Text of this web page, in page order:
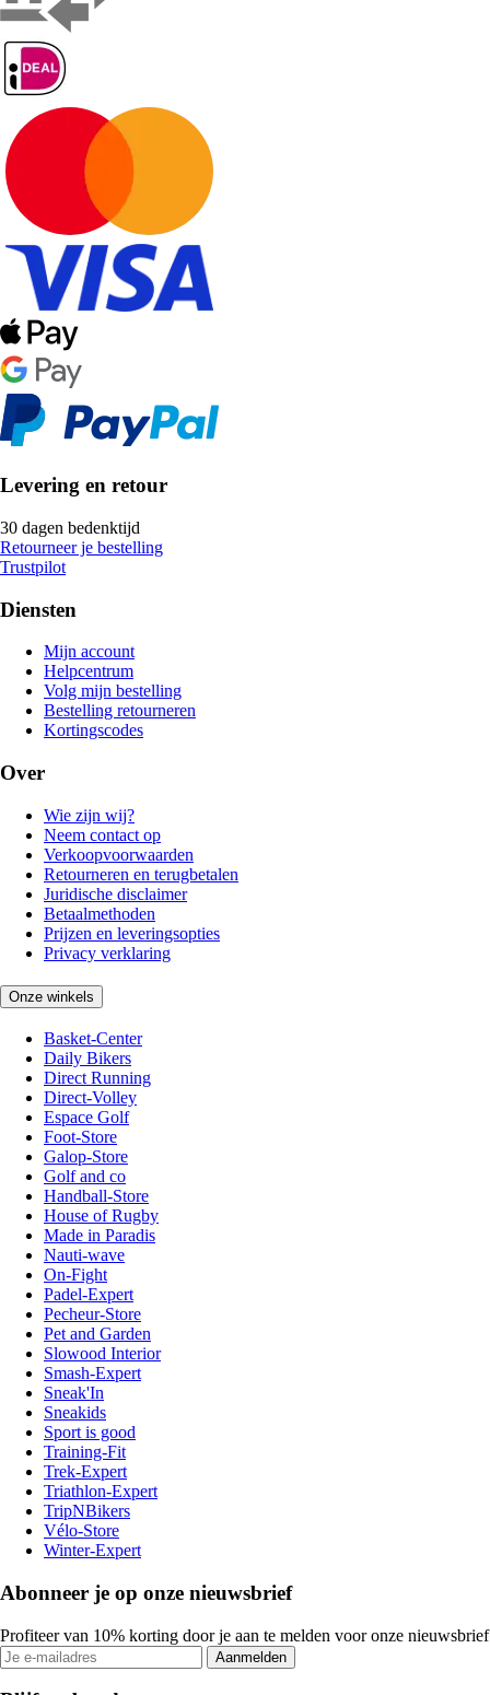
Levering en retour
30 dagen bedenktijd
Retourneer je bestelling
Trustpilot
Diensten
Mijn account
Helpcentrum
Volg mijn bestelling
Bestelling retourneren
Kortingscodes
Over
Wie zijn wij?
Neem contact op
Verkoopvoorwaarden
Retourneren en terugbetalen
Juridische disclaimer
Betaalmethoden
Prijzen en leveringsopties
Privacy verklaring
Onze winkels
Basket-Center
Daily Bikers
Direct Running
Direct-Volley
Espace Golf
Foot-Store
Galop-Store
Golf and co
Handball-Store
House of Rugby
Made in Paradis
Nauti-wave
On-Fight
Padel-Expert
Pecheur-Store
Pet and Garden
Slowood Interior
Smash-Expert
Sneak'In
Sneakids
Sport is good
Training-Fit
Trek-Expert
Triathlon-Expert
TripNBikers
Vélo-Store
Winter-Expert
Abonneer je op onze nieuwsbrief
Profiteer van 10% korting door je aan te melden voor onze nieuwsbrief
Aanmelden